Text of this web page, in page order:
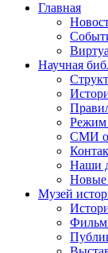
Главная
Научная
Режим
СМИ о
Наши
Новые
Музей